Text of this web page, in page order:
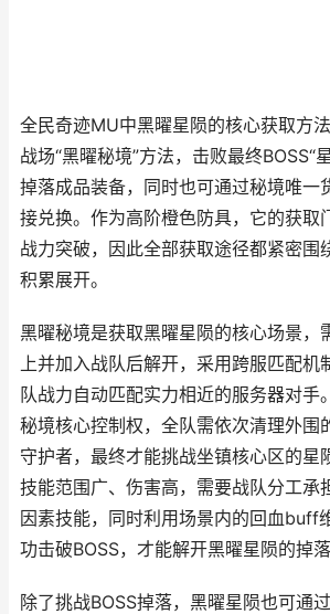
全民奇迹MU中黑曜星陨的核心获取方
战场“黑曜秘境”方法，击败最终BOSS“
掉落成品装备，同时也可通过秘境唯一
接兑换。作为高阶橙色防具，它的获取
战力突破，因此全部获取途径都紧密围
积累展开。
黑曜秘境是获取黑曜星陨的核心场景，
上并加入战队后解开，采用跨服匹配机
队战力自动匹配实力相近的服务器对手
秘境核心控制权，全队需依次清理外围
守护者，最终才能挑战坐镇核心区的星
技能范围广、伤害高，需要战队分工承
因素技能，同时利用场景内的回血buff
功击破BOSS，才能解开黑曜星陨的掉落
除了挑战BOSS掉落，黑曜星陨也可通